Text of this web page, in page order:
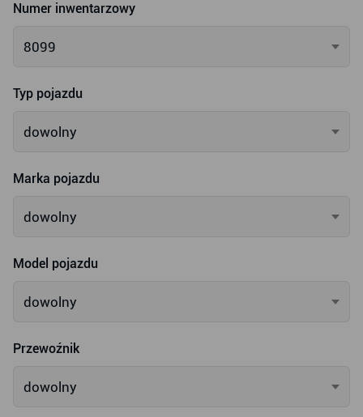
Numer inwentarzowy
8099
Typ pojazdu
dowolny
Marka pojazdu
dowolny
Model pojazdu
dowolny
Przewoźnik
dowolny